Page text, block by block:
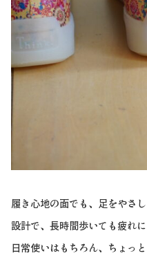
履き心地の面でも、足をやさ
設計で、長時間歩いても疲れ
日常使いはもちろん、ちょっ